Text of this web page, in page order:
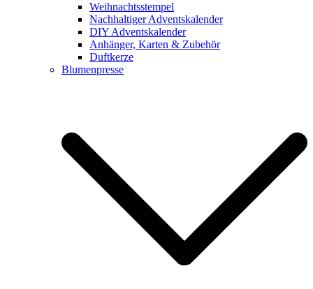
Weihnachtsstempel
Nachhaltiger Adventskalender
DIY Adventskalender
Anhänger, Karten & Zubehör
Duftkerze
Blumenpresse